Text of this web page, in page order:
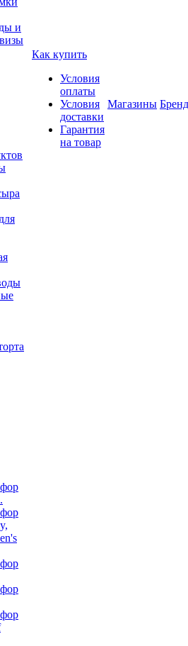
и
Как купить
Условия
оплаты
Условия
доставки
Гарантия
на товар
Магазины